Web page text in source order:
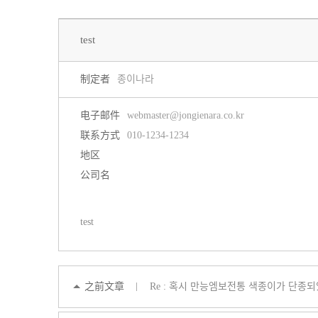
新
test
制定者 종이나라
电子邮件
webmaster@jongienara.co.kr
联系方式
010-1234-1234
地区
公司名
test
之前文章 Re : 혹시 만능엠보전통 색종이가 단종되